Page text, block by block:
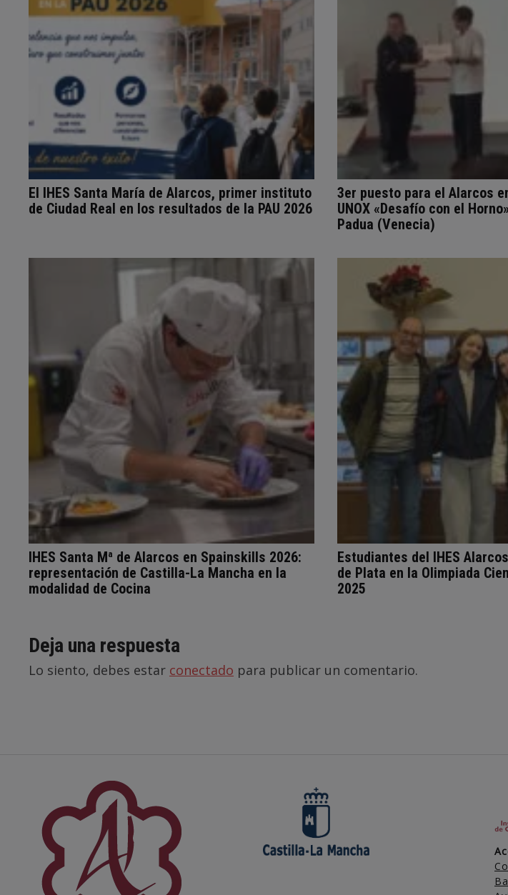
El IHES Santa María de Alarcos, primer instituto
de Ciudad Real en los resultados de la PAU 2026
3er puesto para el Alarcos
UNOX «Desafío con el
Padua (Venecia)
IHES Santa Mª de Alarcos en Spainskills 2026:
representación de Castilla-La Mancha en la
modalidad de Cocina
Estudiantes del IHES
de Plata en la Olimpiada
2025
Deja una respuesta
Lo siento, debes estar conectado para publicar un comentario.